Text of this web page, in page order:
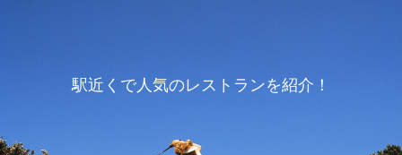
駅近くで人気のレストランを紹介！